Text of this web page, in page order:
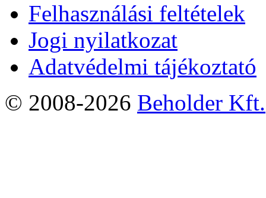
Felhasználási feltételek
Jogi nyilatkozat
Adatvédelmi tájékoztató
© 2008-2026 Beholder Kft.